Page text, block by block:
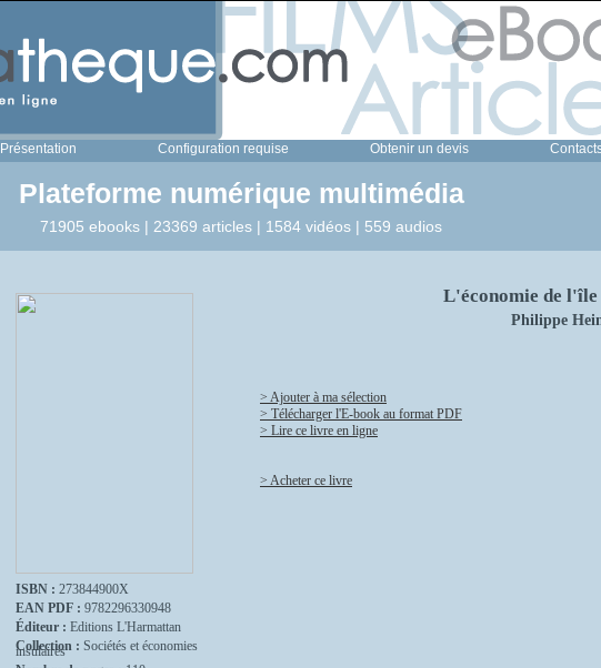
Présentation Configuration requise Obtenir un devis
Plateforme numérique multimédia
71905 ebooks | 23369 articles | 1584 vidéos | 559 audios
ISBN : 273844900X
EAN PDF : 9782296330948
Éditeur : Editions L'Harmattan
Collection : Sociétés et économies
insulaires
L'économie de
Philippe
> Ajouter à ma sélection
> Télécharger l'E-book au format PDF
> Lire ce livre en ligne
> Acheter ce livre